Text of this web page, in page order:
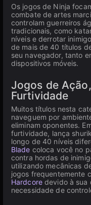
Os jogos de Ninja
combate de artes
controlam guerreiros
tradicionais, como
níveis e derrotar
de mais de 40 títulos
seu navegador, tanto
dispositivos móveis.
Jogos de
Furtividade
Muitos títulos nesta
naveguem por
eliminam oponentes.
furtividade, lança
longo de 40 níveis
Blade coloca você no
contra hordas de
utilizando mecânicas
jogos frequentemente
Hardcoredevido à sua
necessidade de